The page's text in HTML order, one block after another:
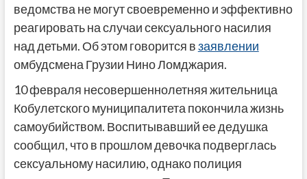
ведомства не могут своевременно и эффективно
реагировать на случаи сексуального насилия
над детьми. Об этом говорится взаявлении
омбудсмена Грузии Нино Ломджария.
10 февраля несовершеннолетняя жительница
Кобулетского муниципалитета покончила жизнь
самоубийством. Воспитывавший ее дедушка
сообщил, что в прошлом девочка подверглась
сексуальному насилию, однако полиция